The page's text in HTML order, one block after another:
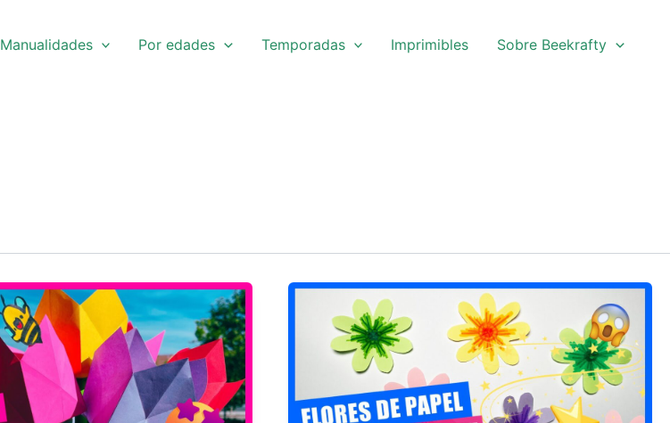
Manualidades Por edades Temporadas Imprimibles Sobre Beekrafty